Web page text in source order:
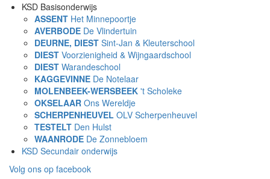
KSD Basisonderwijs
ASSENT Het Minnepoortje
AVERBODE De Vlindertuin
DEURNE, DIEST Sint-Jan & Kleuterschool
DIEST Voorzienigheid & Wijngaardschool
DIEST Warandeschool
KAGGEVINNE De Notelaar
MOLENBEEK-WERSBEEK 't Scholeke
OKSELAAR Ons Wereldje
SCHERPENHEUVEL OLV Scherpenheuvel
TESTELT Den Hulst
WAANRODE De Zonnebloem
KSD Secundair onderwijs
Volg ons op facebook